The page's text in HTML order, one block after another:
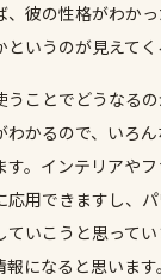
、彼の性格がわか
いうのが見えてく
うことでどうなる
わかるので、いろ
す。インテリアや
応用できますし、
ていこうと思って
報になると思いま